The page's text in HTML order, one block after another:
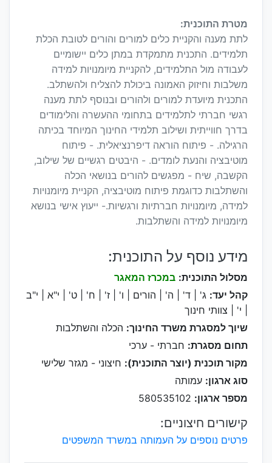
מטרת התוכנית:
לתת מענה והקניית כלים למורים והורים לטובת הכלת
תלמידים. התכנית מתמקדת במתן כלים יישומיים
לעבודה מול התלמידים, להקניית מיומנויות למידה
משלבות וחיזוק האמונה ביכולת להצליח ולהשתלב.
התכנית מיועדת למורים ולהורים ובנוסף לתת מענה
רגשי חברתי לתלמידים בתחומי ההעשרה והלימודים
בדרך חווייתית ושילוב תלמידי החינוך המיוחד בכיתה
הרגילה. - פיתוח הוראה דיפרנציאלית. - פיתוח
מוטיבציה והנעת לומדים. - היבטים רגשיים של שילוב,
הקשבה, שיח - מפגשים להורים בנושאי הכלה
והשתלבות כדוגמת פיתוח מוטיבציה, הקניית מיומנויות
למידה, מיומנויות חברתיות ורגשיות.- ייעוץ אישי בנושא
מיומנויות למידה והשתלבות.
מידע נוסף על התוכנית:
מסלול התוכנית: במכרז המאגר
קהל יעד: ג' | ד' | ה' | הורים | ו' | ז' | ח' | ט' | י"א | י"ב
| י' | צוותי חינוך
שיוך למסגרת משרד החינוך: הכלה והשתלבות
תחום מסגרת: חברתי - ערכי
מקור תוכנית (יוצר התוכנית): חיצוני - מגזר שלישי
סוג ארגון: עמותה
מספר ארגון:
קישורים חיצוניים:
פרטים נוספים על העמותה במשרד המשפטים